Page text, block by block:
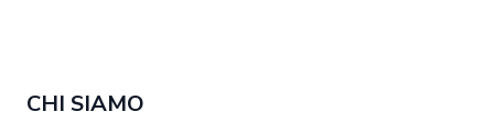
CHI SIAMO